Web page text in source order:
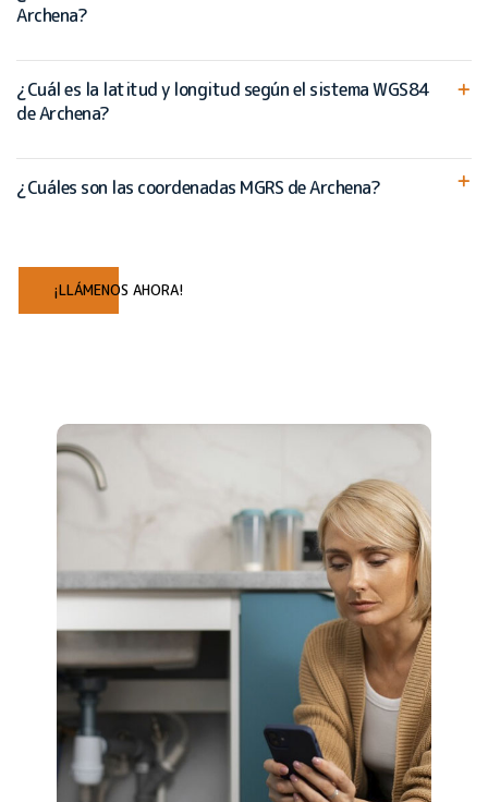
Archena?
¿Cuál es la latitud y longitud según el sistema WGS84
de Archena?
¿Cuáles son las coordenadas MGRS de Archena?
¡LLÁMENOS AHORA!